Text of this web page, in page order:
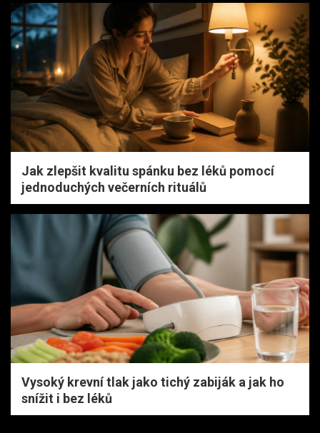
Jak zlepšit kvalitu spánku bez léků pomocí
jednoduchých večerních rituálů
Vysoký krevní tlak jako tichý zabiják a jak ho
snížit i bez léků